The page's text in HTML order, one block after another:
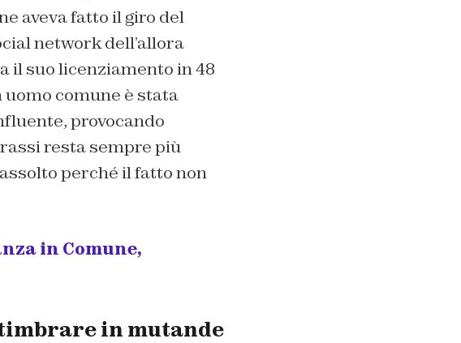
aveva fatto il giro del
network dell’allora
il suo licenziamento in 48
uomo comune è stata
provocando
resta sempre più
perché il fatto non
in Comune,
in mutande